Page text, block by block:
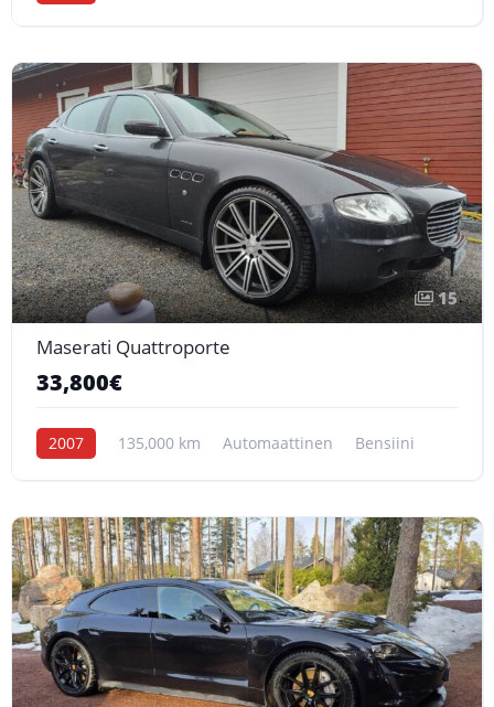
15
Maserati Quattroporte
33,800€
2007 135,000 km Automaattinen Bensiini